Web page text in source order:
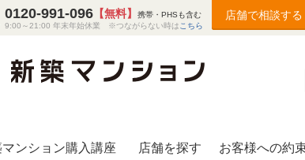
0120-991-096 【無料】
携帯・PHSも含む
9:00～21:00 年末年始休業 ※つながらない時は こちら
店舗で相談する
マンション購入講座 店舗を探す お客様への約